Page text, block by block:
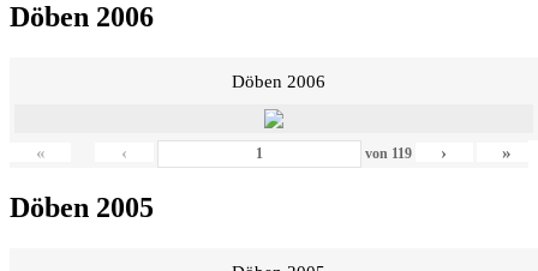
Döben 2006
Döben 2006
« ‹ von 119 › »
Döben 2005